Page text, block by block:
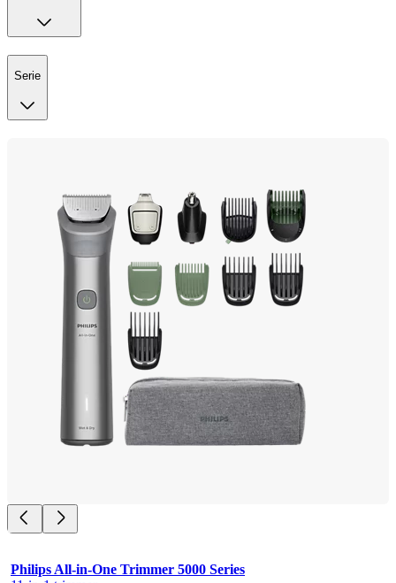
Serie
Philips All-in-One Trimmer 5000 Series